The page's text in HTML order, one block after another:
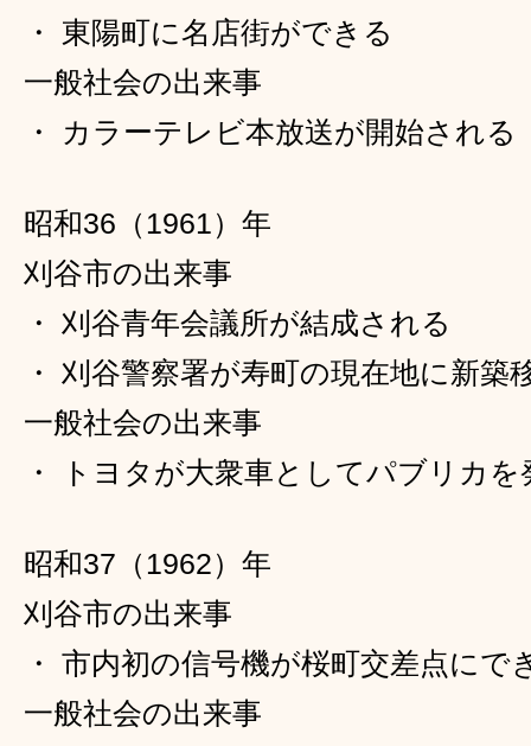
・ 東陽町に名店街ができる
一般社会の出来事
・ カラーテレビ本放送が開始される
昭和36（1961）年
刈谷市の出来事
・ 刈谷青年会議所が結成される
・ 刈谷警察署が寿町の現在地に新築
一般社会の出来事
・ トヨタが大衆車としてパブリカを
昭和37（1962）年
刈谷市の出来事
・ 市内初の信号機が桜町交差点にで
一般社会の出来事